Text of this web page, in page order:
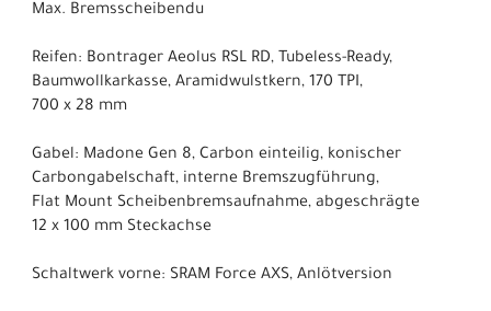
Max. Bremsscheibendu
Reifen: Bontrager Aeolus RSL RD, Tubeless-Ready,
Baumwollkarkasse, Aramidwulstkern, 170 TPI,
700 x 28 mm
Gabel: Madone Gen 8, Carbon einteilig, konischer
Carbongabelschaft, interne Bremszugführung,
Flat Mount Scheibenbremsaufnahme, abgeschrägte
12 x 100 mm Steckachse
Schaltwerk vorne: SRAM Force AXS, Anlötversion